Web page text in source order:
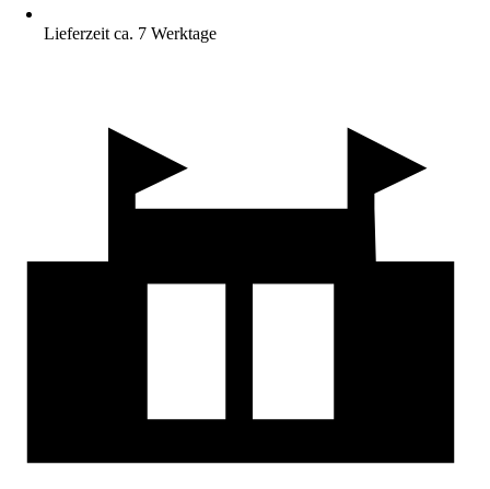
Lieferzeit ca. 7 Werktage